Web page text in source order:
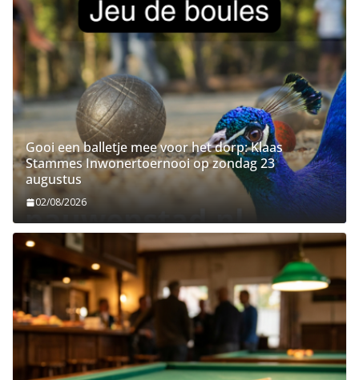
Gooi een balletje mee voor het dorp: Klaas
Stammes Inwonertoernooi op zondag 23
augustus
02/08/2026